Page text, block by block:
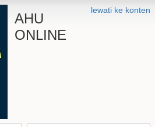
lewati ke konten
AHU
ONLINE